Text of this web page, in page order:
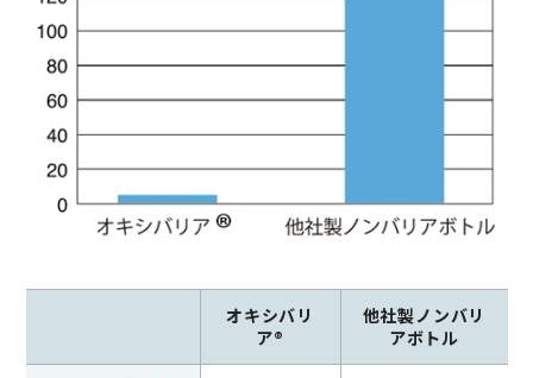
オキシバリ
ア®
他社製ノンバリ
アボトル